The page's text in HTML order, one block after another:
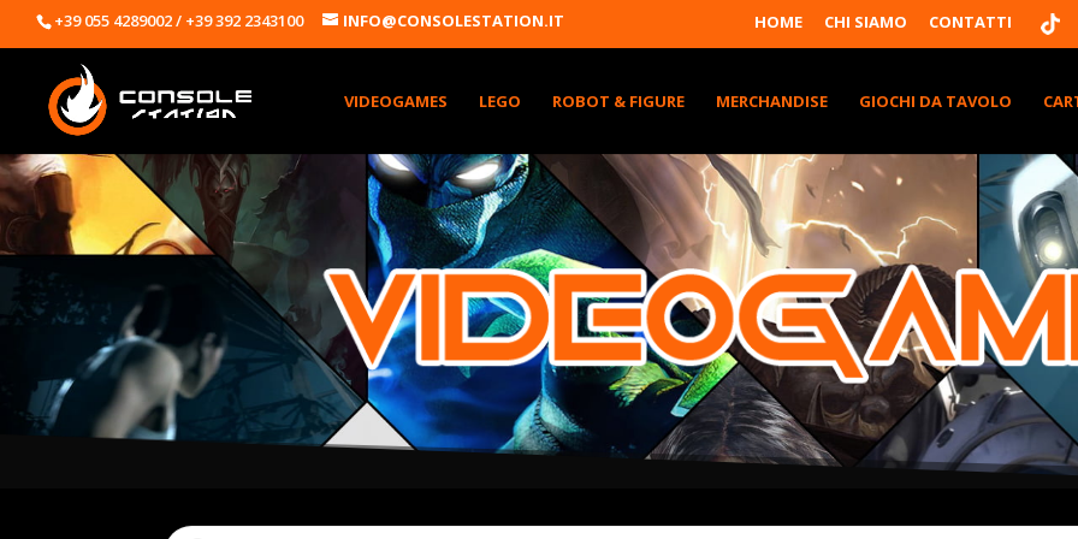
+39 055 4289002 / +39 392 2343100 INFO@CONSOLESTATION.IT HOME CHI SIAMO CONTATTI
K
K
VIDEOGAMES LEGO ROBOT & FIGURE MERCHANDISE GIOCHI DA TAVOLO
Products